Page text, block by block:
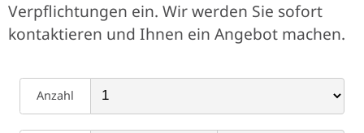
Verpflichtungen ein. Wir werden Sie sofort
kontaktieren und Ihnen ein Angebot machen.
Anzahl